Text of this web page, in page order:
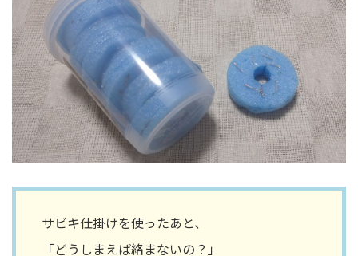
サビキ仕掛けを使ったあと、
「どうしまえば絡まないの？」